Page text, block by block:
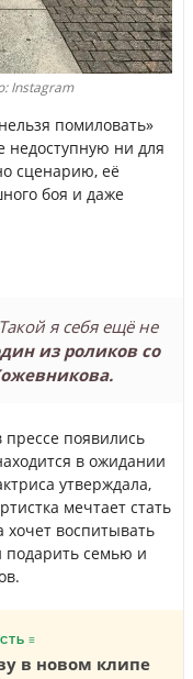
Instagram
помиловать»
недоступную ни для
сценарию, её
боя и даже
я себя ещё не
из роликов со
появились
в ожидании
утверждала,
мечтает стать
воспитывать
подарить семью и
≡
в новом клипе